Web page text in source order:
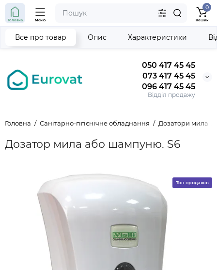
050 417 45 45
073 417 45 45
096 417 45 45
Відділ продажу
Головна Меню
0
Кошик
Головна Санітарно-гігієнічне обладнання Дозатори мила
Дозатор мила або шампуню. S6
Все про товар Опис Характеристики
Топ продажів